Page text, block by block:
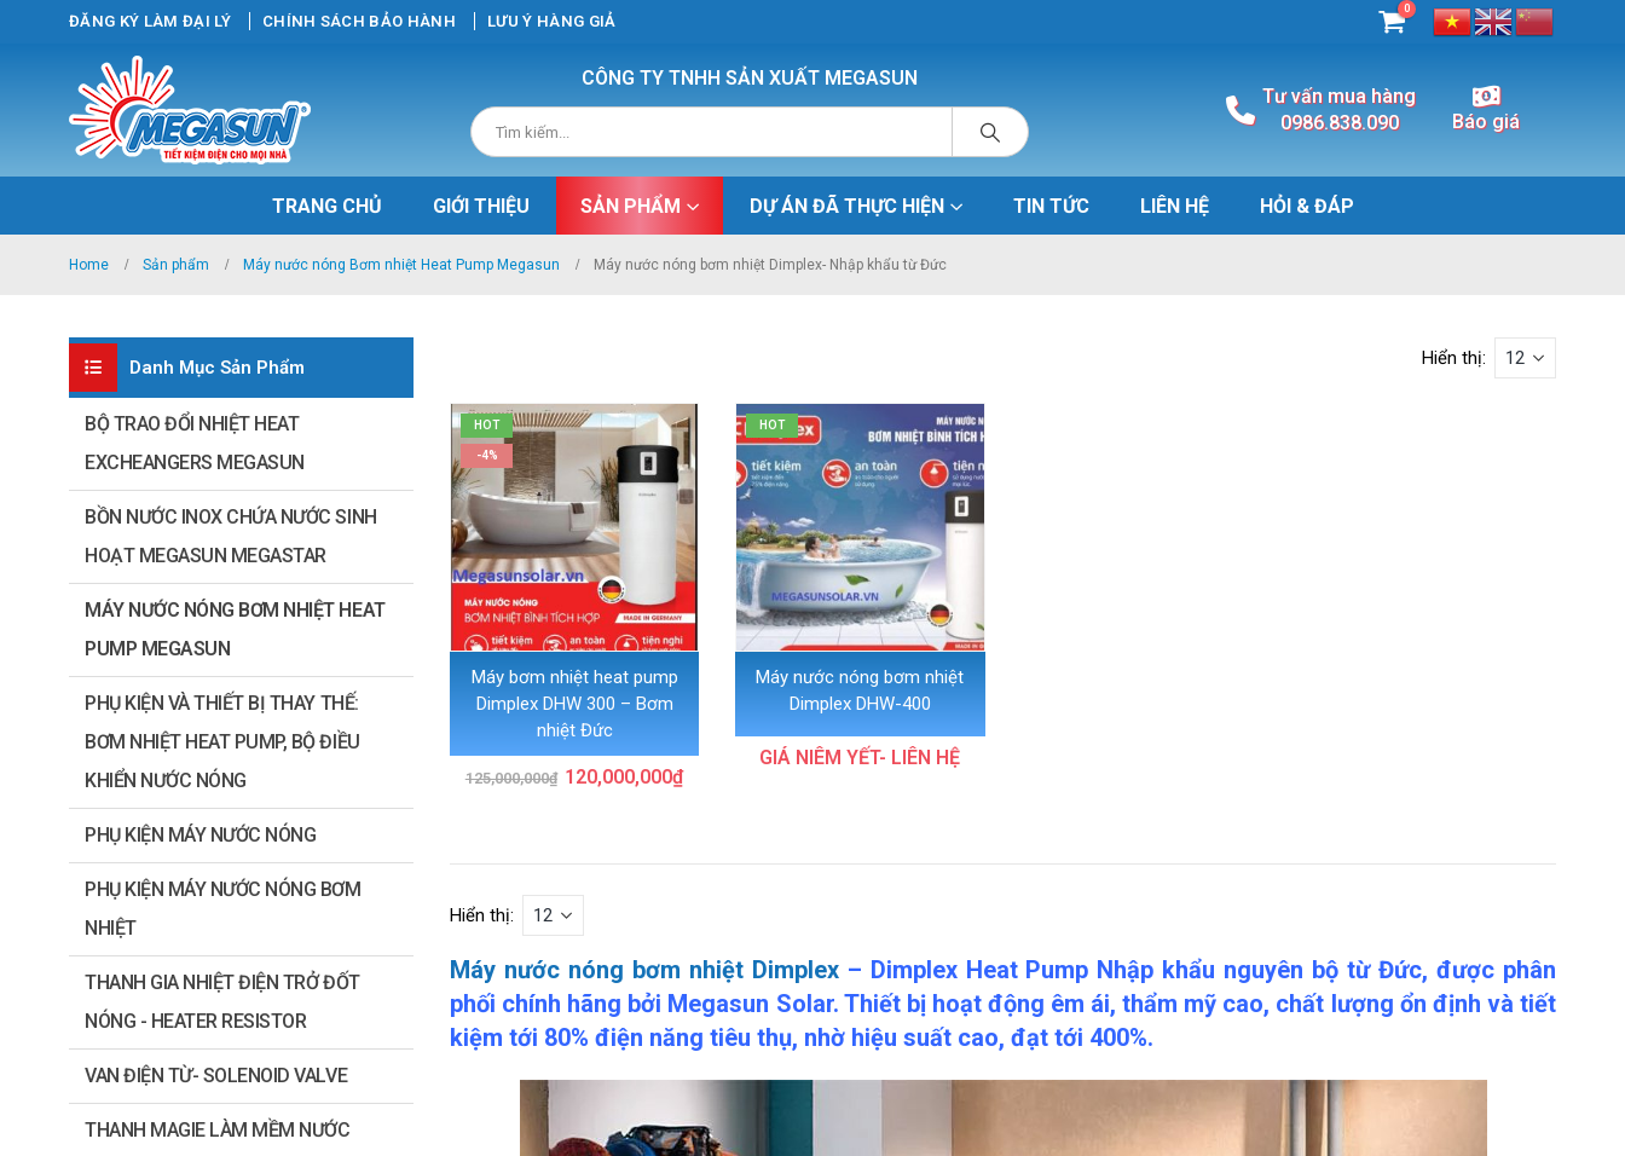
ĐĂNG KÝ LÀM ĐẠI LÝ CHÍNH SÁCH BẢO HÀNH LƯU Ý HÀNG GIẢ
0
CÔNG TY TNHH SẢN XUẤT MEGASUN
Tư vấn mua hàng
0986.838.090
Báo giá
TRANG CHỦ GIỚI THIỆU SẢN PHẨM DỰ ÁN ĐÃ THỰC HIỆN TIN TỨC LIÊN HỆ HỎI & ĐÁP
Home Sản phẩm Máy nước nóng Bơm nhiệt Heat Pump Megasun Máy nước nóng bơm nhiệt Dimplex- Nhập khẩu từ Đức
Hiển thị:
HOT
-4%
Máy bơm nhiệt heat pump
Dimplex DHW 300 – Bơm
nhiệt Đức
125,000,000₫ Giá
120,000,000₫Giá
HOT
Máy nước nóng bơm nhiệt
Dimplex DHW-400
GIÁ NIÊM YẾT- LIÊN HỆ
Hiển thị:
Máy nước nóng bơm nhiệt Dimplex– Dimplex Heat Pump Nhập khẩu nguyên bộ từ Đức, được phân
phối chính hãng bởi Megasun Solar. Thiết bị hoạt động êm ái, thẩm mỹ cao, chất lượng ổn định và tiết
kiệm tới 80% điện năng tiêu thụ, nhờ hiệu suất cao, đạt tới 400%.
Danh Mục Sản Phẩm
BỘ TRAO ĐỔI NHIỆT HEAT
EXCHEANGERS MEGASUN
BỒN NƯỚC INOX CHỨA NƯỚC SINH
HOẠT MEGASUN MEGASTAR
MÁY NƯỚC NÓNG BƠM NHIỆT HEAT
PUMP MEGASUN
PHỤ KIỆN VÀ THIẾT BỊ THAY THẾ:
BƠM NHIỆT HEAT PUMP, BỘ ĐIỀU
KHIỂN NƯỚC NÓNG
PHỤ KIỆN MÁY NƯỚC NÓNG
PHỤ KIỆN MÁY NƯỚC NÓNG BƠM
NHIỆT
THANH GIA NHIỆT ĐIỆN TRỞ ĐỐT
NÓNG - HEATER RESISTOR
VAN ĐIỆN TỪ- SOLENOID VALVE
THANH MAGIE LÀM MỀM NƯỚC